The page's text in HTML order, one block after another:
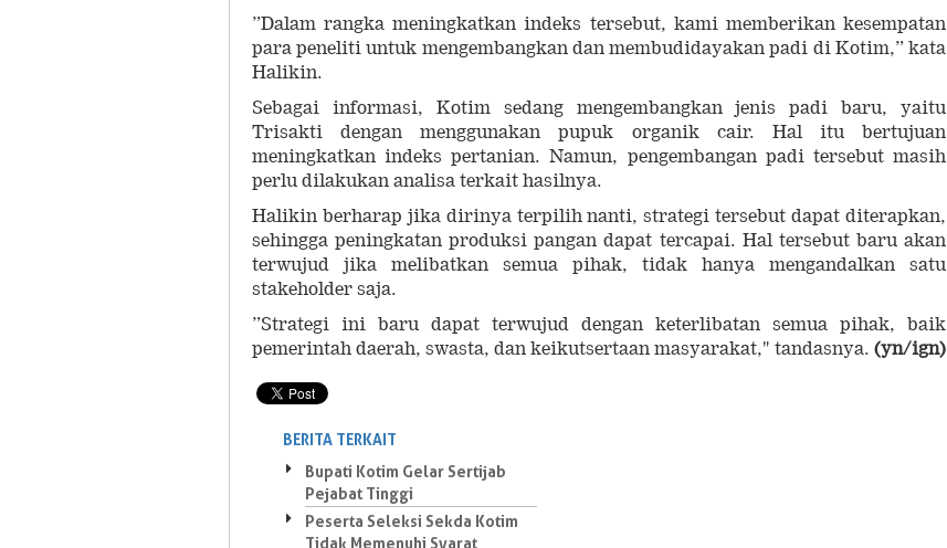
”Dalam rangka meningkatkan indeks tersebut, kami memberikan kesempatan
para peneliti untuk mengembangkan dan membudidayakan padi di Kotim,” kata
Halikin.
Sebagai informasi, Kotim sedang mengembangkan jenis padi baru, yaitu
Trisakti dengan menggunakan pupuk organik cair. Hal itu bertujuan
meningkatkan indeks pertanian. Namun, pengembangan padi tersebut masih
perlu dilakukan analisa terkait hasilnya.
Halikin berharap jika dirinya terpilih nanti, strategi tersebut dapat diterapkan,
sehingga peningkatan produksi pangan dapat tercapai. Hal tersebut baru akan
terwujud jika melibatkan semua pihak, tidak hanya mengandalkan satu
stakeholder saja.
”Strategi ini baru dapat terwujud dengan keterlibatan semua pihak, baik
pemerintah daerah, swasta, dan keikutsertaan masyarakat," tandasnya. (yn/ign)
BERITA TERKAIT
Bupati Kotim Gelar Sertijab
Pejabat Tinggi
Peserta Seleksi Sekda Kotim
Tidak Memenuhi Syarat